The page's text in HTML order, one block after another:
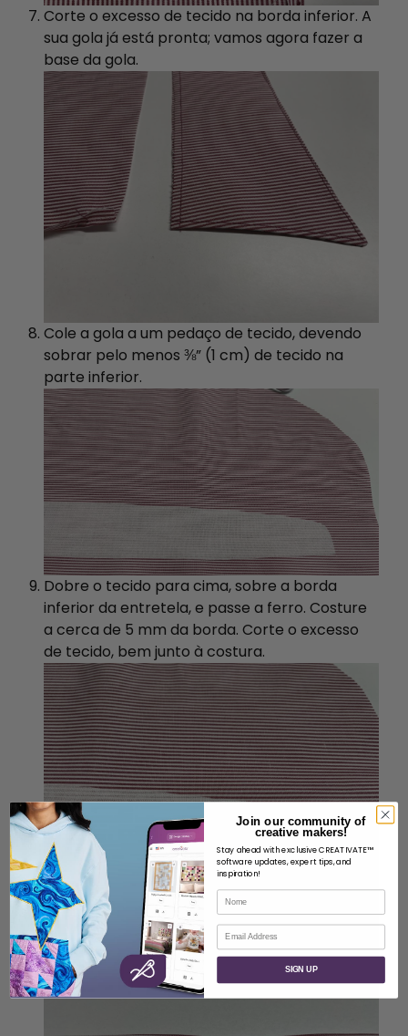
Corte o excesso de tecido na borda inferior. A
sua gola já está pronta; vamos agora fazer a
base da gola.
Cole a gola a um pedaço de tecido, devendo
sobrar pelo menos ⅜” (1 cm) de tecido na
parte inferior.
Dobre o tecido para cima, sobre a borda
inferior da entretela, e passe a ferro. Costure
a cerca de 5 mm da borda. Corte o excesso
de tecido, bem junto à costura.
Join our community of
creative makers!
Stay ahead with exclusive CREATIVATE™
software updates, expert tips, and
inspiration!
Nome
Correio eletrónico
SIGN UP